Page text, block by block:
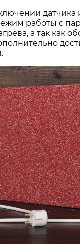
датчика
работы с
а так как